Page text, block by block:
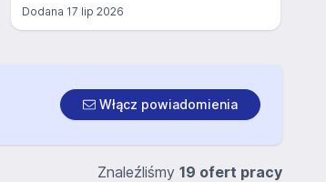
Dodana 17 lip 2026
Włącz powiadomienia
Znaleźliśmy 19 ofert pracy